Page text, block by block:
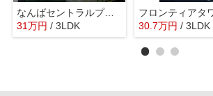
なんばセントラルプラザリバーガーデン
31万円 / 3LDK
30.7万円 / 3LDK